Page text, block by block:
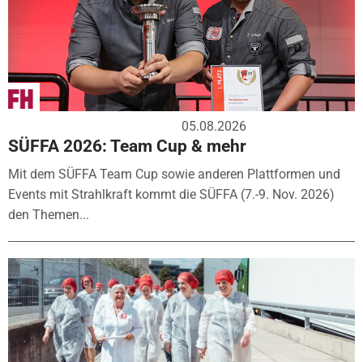
05.08.2026
SÜFFA 2026: Team Cup & mehr
Mit dem SÜFFA Team Cup sowie anderen Plattformen und
Events mit Strahlkraft kommt die SÜFFA (7.-9. Nov. 2026)
den Themen...